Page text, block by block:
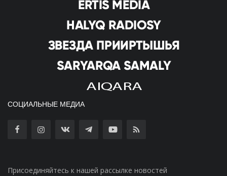
СОЦИАЛЬНЫЕ МЕДИА
Присоединяйтесь к нашей рассылке новостей